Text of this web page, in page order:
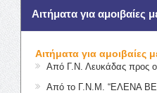
Αιτήματα για αμοιβαίες
Αιτήματα για αμοιβαίες
Από Γ.Ν. Λευκάδας προς
Από το Γ.Ν.Μ. “ΕΛΕΝΑ